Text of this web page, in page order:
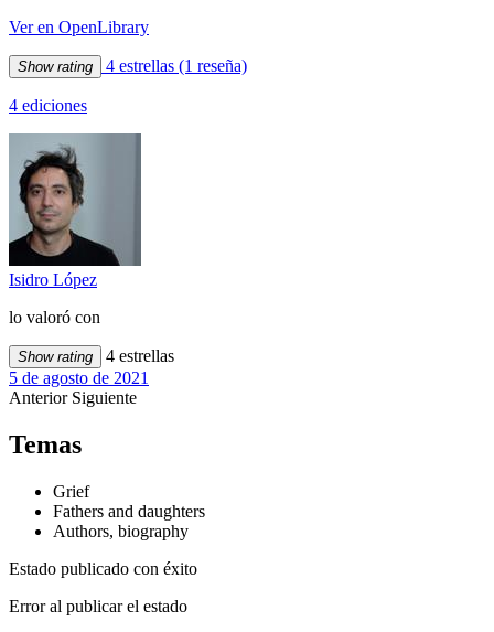
Ver en OpenLibrary
Show rating 4 estrellas (1 reseña)
4 ediciones
Isidro López
lo valoró con
Show rating
4 estrellas
5 de agosto de 2021
Anterior Siguiente
Temas
Grief
Fathers and daughters
Authors, biography
Estado publicado con éxito
Error al publicar el estado